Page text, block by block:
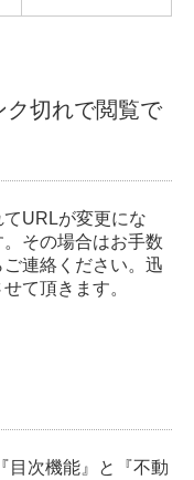
ク切れで閲覧で
URLが変更にな
その場合はお手数
ご連絡ください。迅
て頂きます。
目次機能』と『不動